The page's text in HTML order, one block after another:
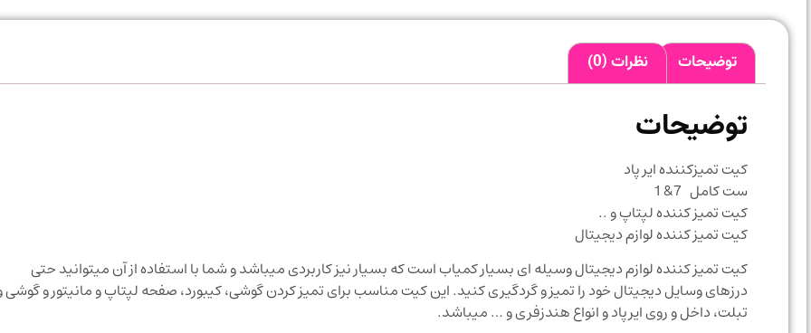
توضیحات نظرات (0)
توضیحات
کیت تمیزکننده ایر پاد
ست کامل 7& 1
کیت تمیز کننده لپتاپ و ..
کیت تمیز کننده لوازم دیجیتال
کیت تمیز کننده لوازم دیجیتال وسیله ای بسیار کمیاب است که بسیار نیز کاربردی میباشد و شما با استفاده از آن میتوانید حتی
درزهای وسایل دیجیتال خود را تمیز و گردگیری کنید. این کیت مناسب برای تمیز کردن گوشی، کیبورد، صفحه لپتاپ و مانیتور و گوشی
تبلت، داخل و روی ایرپاد و انواع هندزفری و … میباشد.